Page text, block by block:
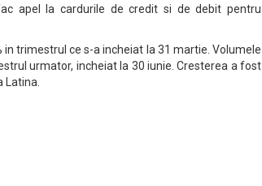
apel la cardurile de credit si de debit pentru
trimestrul ce s-a incheiat la 31 martie. Volumele
urmator, incheiat la 30 iunie. Cresterea a fost
Latina.